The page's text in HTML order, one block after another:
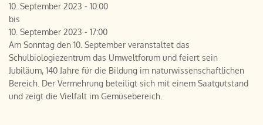
10. September 2023 - 10:00
bis
10. September 2023 - 17:00
Am Sonntag den 10. September veranstaltet das
Schulbiologiezentrum das Umweltforum und feiert sein
Jubiläum, 140 Jahre für die Bildung im naturwissenschaftlichen
Bereich. Der Vermehrung beteiligt sich mit einem Saatgutstand
und zeigt die Vielfalt im Gemüsebereich.